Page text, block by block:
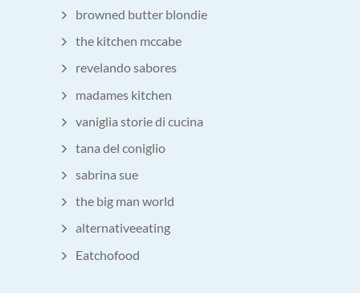
browned butter blondie
the kitchen mccabe
revelando sabores
madames kitchen
vaniglia storie di cucina
tana del coniglio
sabrina sue
the big man world
alternativeeating
Eatchofood